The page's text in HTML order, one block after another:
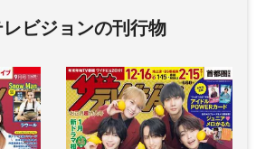
ビジョンの刊行物